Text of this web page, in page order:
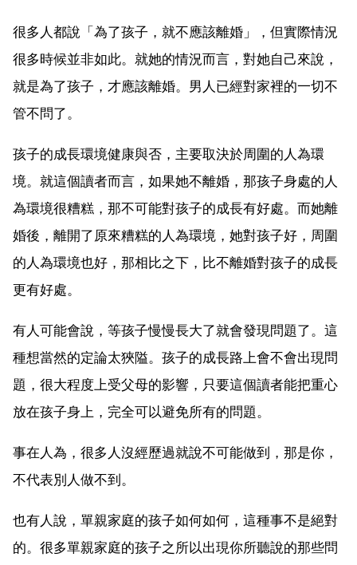
很多人都說「為了孩子，就不應該離婚」，但實際情況
很多時候並非如此。就她的情況而言，對她自己來說，
就是為了孩子，才應該離婚。男人已經對家裡的一切不
管不問了。
孩子的成長環境健康與否，主要取決於周圍的人為環
境。就這個讀者而言，如果她不離婚，那孩子身處的人
為環境很糟糕，那不可能對孩子的成長有好處。而她離
婚後，離開了原來糟糕的人為環境，她對孩子好，周圍
的人為環境也好，那相比之下，比不離婚對孩子的成長
更有好處。
有人可能會說，等孩子慢慢長大了就會發現問題了。這
種想當然的定論太狹隘。孩子的成長路上會不會出現問
題，很大程度上受父母的影響，只要這個讀者能把重心
放在孩子身上，完全可以避免所有的問題。
事在人為，很多人沒經歷過就說不可能做到，那是你，
不代表別人做不到。
也有人說，單親家庭的孩子如何如何，這種事不是絕對
的。很多單親家庭的孩子之所以出現你所聽說的那些問